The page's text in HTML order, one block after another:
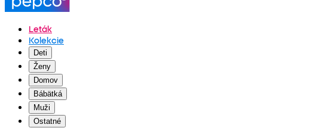
Leták
Kolekcie
Deti
Ženy
Domov
Bábätká
Muži
Ostatné